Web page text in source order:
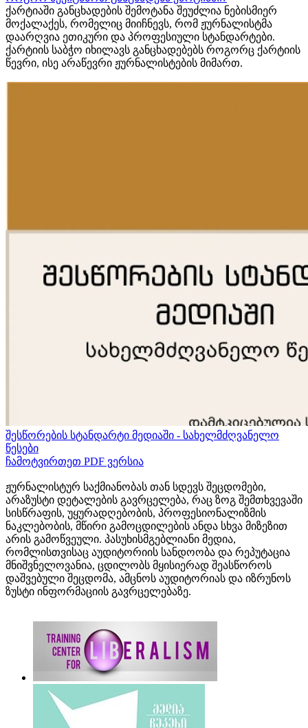
ქარტიაში განცხადების შემოტანა შეუძლია ნებისმიერ
მოქალაქეს, რომელიც მიიჩნევს, რომ ჟურნალისტმა
დაარღვია ეთიკური და პროფესიული სტანდარტები.
ქარტიის საბჭო იხილავს განცხადებებს როგორც ქარტიის
წევრი, ისე არაწევრი ჟურნალისტების მიმართ.
შესწორების სტანდარტი მედიაში - სახელმძღვანელო
წესები
ჩამოტვირთეთ PDF ვერსია
ჟურნალისტურ საქმიანობას თან სდევს შეცდომები,
არაზუსტი დეტალების გავრცელება, რაც ზოგ შემთხვევაში
სისწრაფის, უყურადღებობის, პროფესიონალიზმის
ნაკლებობის, მწირი გამოცდილების ანდა სხვა მიზეზით
არის გამოწვეული. პასუხისმგებლიანი მედია,
რომლისთვისაც აუდიტორიის სანდოობა და რეპუტაცია
მნიშვნელოვანია, ცდილობს მყისიერად შეასწოროს
დაშვებული შეცდომა, ამცნოს აუდიტორიას და იზრუნოს
ზუსტი ინფორმაციის გავრცელებაზე.